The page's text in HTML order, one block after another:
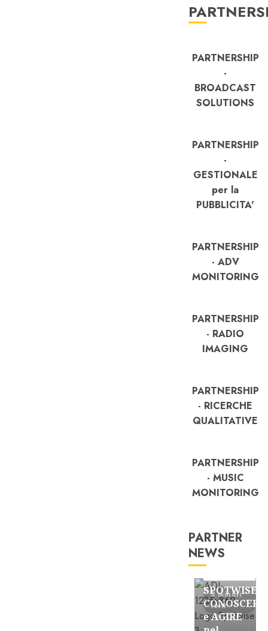
PARTNERSHIP
-
BROADCAST
SOLUTIONS
PARTNERSHIP
-
GESTIONALE
per la
PUBBLICITA'
PARTNERSHIP
- ADV
MONITORING
PARTNERSHIP
- RADIO
IMAGING
PARTNERSHIP
- RICERCHE
QUALITATIVE
PARTNERSHIP
- MUSIC
MONITORING
PARTNER
NEWS
3 minuti
letti
FREE
SPOTWISE:
CONOSCERE
e AGIRE